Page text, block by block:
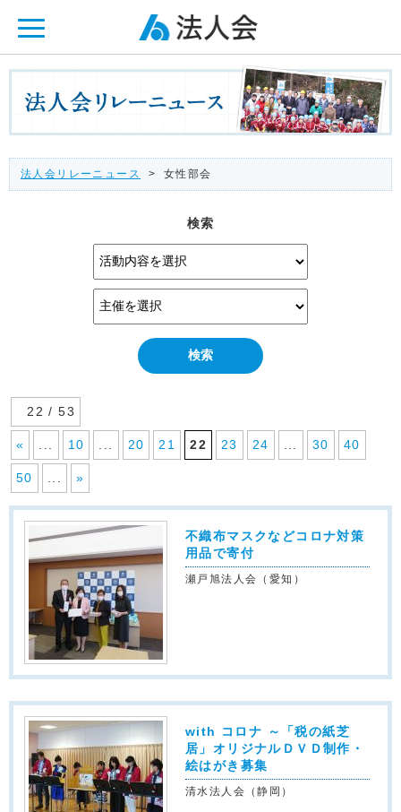
法人会リレーニュース > 女性部会
検索
22 / 53
« 10 20 21 22 23 24 30 40
50 »
不織布マスクなどコロナ対策
用品で寄付
瀬戸旭法人会（愛知）
with コロナ ～「税の紙芝
居」オリジナルＤＶＤ制作・
絵はがき募集
清水法人会（静岡）